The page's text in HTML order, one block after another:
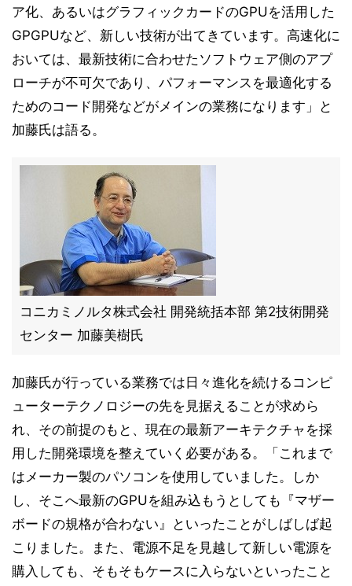
ア化、あるいはグラフィックカードのGPUを活用した
GPGPUなど、新しい技術が出てきています。高速化に
おいては、最新技術に合わせたソフトウェア側のアプ
ローチが不可欠であり、パフォーマンスを最適化する
ためのコード開発などがメインの業務になります」と
加藤氏は語る。
コニカミノルタ株式会社 開発統括本部 第2技術開発
センター 加藤美樹氏
加藤氏が行っている業務では日々進化を続けるコンピ
ューターテクノロジーの先を見据えることが求めら
れ、その前提のもと、現在の最新アーキテクチャを採
用した開発環境を整えていく必要がある。「これまで
はメーカー製のパソコンを使用していました。しか
し、そこへ最新のGPUを組み込もうとしても『マザー
ボードの規格が合わない』といったことがしばしば起
こりました。また、電源不足を見越して新しい電源を
購入しても、そもそもケースに入らないといったこと